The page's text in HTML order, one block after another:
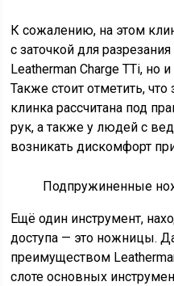
К сожалению, на этом
с заточкой для
Leatherman Charge TTi, но
Также стоит отметить, что
клинка рассчитана под
рук, а также у людей с
возникать дискомфорт
Подпружиненные
Ещё один инструмент,
доступа — это ножницы.
преимуществом
слоте основных